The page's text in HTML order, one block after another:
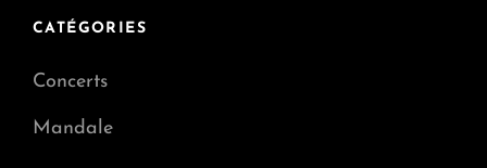
CATÉGORIES
Concerts
Mandale